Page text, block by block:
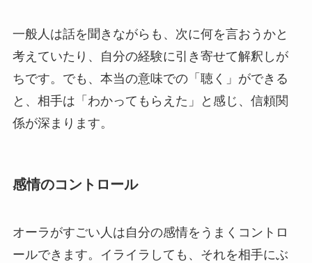
一般人は話を聞きながらも、次に何を言おうかと
考えていたり、自分の経験に引き寄せて解釈しが
ちです。でも、本当の意味での「聴く」ができる
と、相手は「わかってもらえた」と感じ、信頼関
係が深まります。
感情のコントロール
オーラがすごい人は自分の感情をうまくコントロ
ールできます。イライラしても、それを相手にぶ